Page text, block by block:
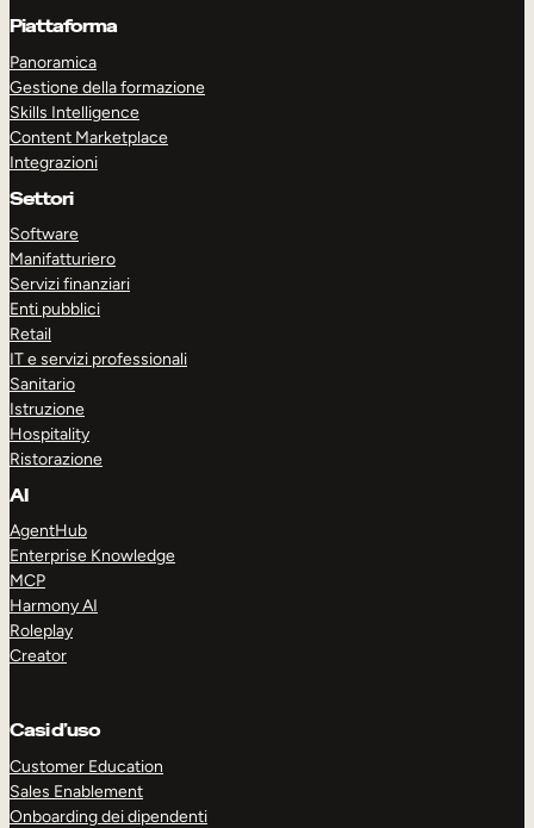
Piattaforma
Panoramica
Gestione della formazione
Skills Intelligence
Content Marketplace
Integrazioni
Settori
Software
Manifatturiero
Servizi finanziari
Enti pubblici
Retail
IT e servizi professionali
Sanitario
Istruzione
Hospitality
Ristorazione
AI
AgentHub
Enterprise Knowledge
MCP
Harmony AI
Roleplay
Creator
Casi d’uso
Customer Education
Sales Enablement
Onboarding dei dipendenti